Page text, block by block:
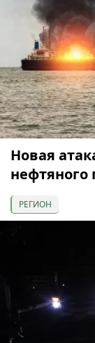
Новая
нефтяного
РЕГИОН